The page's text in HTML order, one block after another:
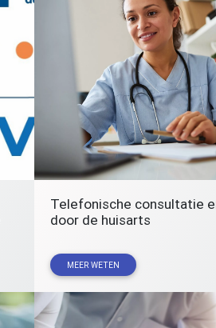
Telefonische consultatie
door de huisarts
MEER WETEN